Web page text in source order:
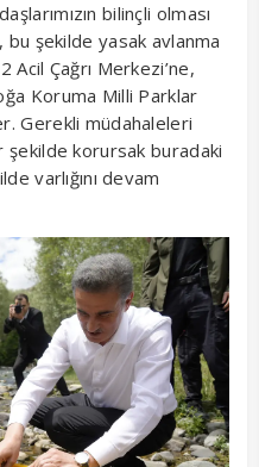
bilinçli olması
bu şekilde yasak avlanma
Çağrı Merkezi’ne,
Koruma Milli Parklar
Gerekli müdahaleleri
şekilde korursak buradaki
varlığını devam